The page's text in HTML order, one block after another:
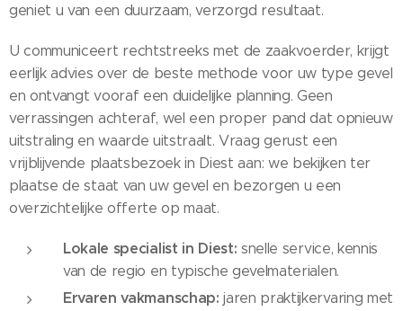
geniet u van een duurzaam, verzorgd resultaat.
U communiceert rechtstreeks met de zaakvoerder, krijgt
eerlijk advies over de beste methode voor uw type gevel
en ontvangt vooraf een duidelijke planning. Geen
verrassingen achteraf, wel een proper pand dat opnieuw
uitstraling en waarde uitstraalt. Vraag gerust een
vrijblijvende plaatsbezoek in Diest aan: we bekijken ter
plaatse de staat van uw gevel en bezorgen u een
overzichtelijke offerte op maat.
Lokale specialist in Diest: snelle service, kennis
van de regio en typische gevelmaterialen.
Ervaren vakmanschap: jaren praktijkervaring met